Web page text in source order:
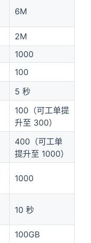
6M
2M
1000
100
5 秒
100（可工单提
升至 300）
400（可工单
提升至 1000）
1000
10 秒
100GB